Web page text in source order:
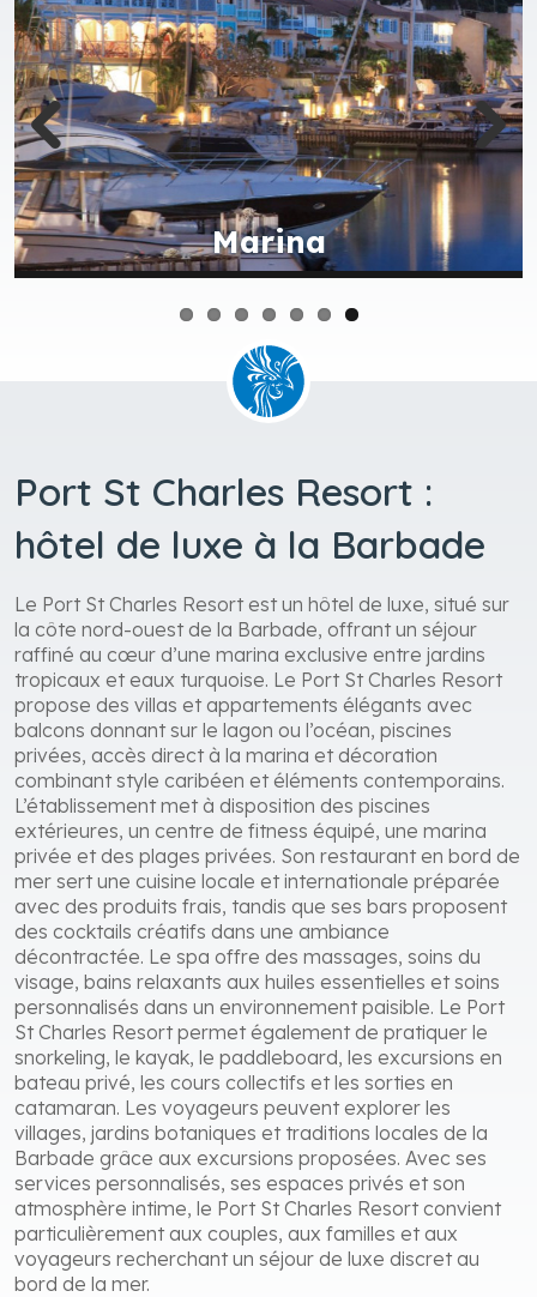
Plage
Port St Charles Resort :
hôtel de luxe à la Barbade
Le Port St Charles Resort est un hôtel de luxe, situé sur
la côte nord-ouest de la Barbade, offrant un séjour
raffiné au cœur d’une marina exclusive entre jardins
tropicaux et eaux turquoise. Le Port St Charles Resort
propose des villas et appartements élégants avec
balcons donnant sur le lagon ou l’océan, piscines
privées, accès direct à la marina et décoration
combinant style caribéen et éléments contemporains.
L’établissement met à disposition des piscines
extérieures, un centre de fitness équipé, une marina
privée et des plages privées. Son restaurant en bord de
mer sert une cuisine locale et internationale préparée
avec des produits frais, tandis que ses bars proposent
des cocktails créatifs dans une ambiance
décontractée. Le spa offre des massages, soins du
visage, bains relaxants aux huiles essentielles et soins
personnalisés dans un environnement paisible. Le Port
St Charles Resort permet également de pratiquer le
snorkeling, le kayak, le paddleboard, les excursions en
bateau privé, les cours collectifs et les sorties en
catamaran. Les voyageurs peuvent explorer les
villages, jardins botaniques et traditions locales de la
Barbade grâce aux excursions proposées. Avec ses
services personnalisés, ses espaces privés et son
atmosphère intime, le Port St Charles Resort convient
particulièrement aux couples, aux familles et aux
voyageurs recherchant un séjour de luxe discret au
bord de la mer.